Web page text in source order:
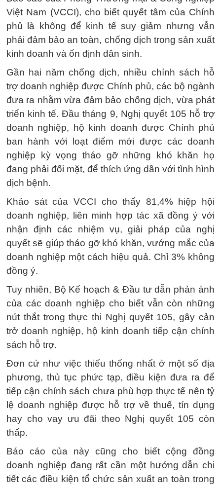
Việt Nam (VCCI), cho biết quyết tâm của Chính
phủ là không để kinh tế suy giảm nhưng vẫn
phải đảm bảo an toàn, chống dịch trong sản xuất
kinh doanh và ổn định dân sinh.
Gần hai năm chống dịch, nhiều chính sách hỗ
trợ doanh nghiệp được Chính phủ, các bộ ngành
đưa ra nhằm vừa đảm bảo chống dịch, vừa phát
triển kinh tế. Đầu tháng 9, Nghị quyết 105 hỗ trợ
doanh nghiệp, hộ kinh doanh được Chính phủ
ban hành với loạt điểm mới được các doanh
nghiệp kỳ vọng tháo gỡ những khó khăn họ
đang phải đối mặt, để thích ứng dần với tình hình
dịch bệnh.
Khảo sát của VCCI cho thấy 81,4% hiệp hội
doanh nghiệp, liên minh hợp tác xã đồng ý với
nhận định các nhiệm vụ, giải pháp của nghị
quyết sẽ giúp tháo gỡ khó khăn, vướng mắc của
doanh nghiệp một cách hiệu quả. Chỉ 3% không
đồng ý.
Tuy nhiên, Bộ Kế hoạch & Đầu tư dẫn phản ánh
của các doanh nghiệp cho biết vẫn còn những
nút thắt trong thực thi Nghị quyết 105, gây cản
trở doanh nghiệp, hộ kinh doanh tiếp cận chính
sách hỗ trợ.
Đơn cử như việc thiếu thống nhất ở một số địa
phương, thủ tục phức tạp, điều kiện đưa ra để
tiếp cận chính sách chưa phù hợp thực tế nên tỷ
lệ doanh nghiệp được hỗ trợ về thuế, tín dụng
hay cho vay ưu đãi theo Nghị quyết 105 còn
thấp.
Báo cáo của này cũng cho biết cộng đồng
doanh nghiệp đang rất cần một hướng dẫn chi
tiết các điều kiện tổ chức sản xuất an toàn trong